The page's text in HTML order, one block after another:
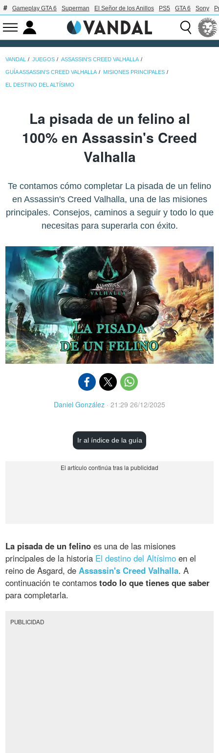
Gameplay GTA 6 Superman El Señor de los Anillos PS5 GTA 6 Sony
VANDAL JUEGOS ASSASSIN'S CREED VALHALLA
GUÍA ASSASSIN'S CREED VALHALLA MISIONES PRINCIPALES
EL DESTINO DEL ALTÍSIMO
La pisada de un felino al
100% en Assassin's Creed
Valhalla
Te contamos cómo completar La pisada de un felino
en Assassin's Creed Valhalla, una de las misiones
principales. Consejos, caminos a seguir y todo lo que
necesitas para superarla con éxito.
Daniel González · 21:29 26/12/2025
Ir al índice de la guía
La pisada de un felino es una de las misiones
principales de la historia El destino del Altísimo en el
reino de Asgard, deAssassin's Creed Valhalla. A
continuación te contamostodo lo que tienes que saber
para completarla.
PUBLICIDAD